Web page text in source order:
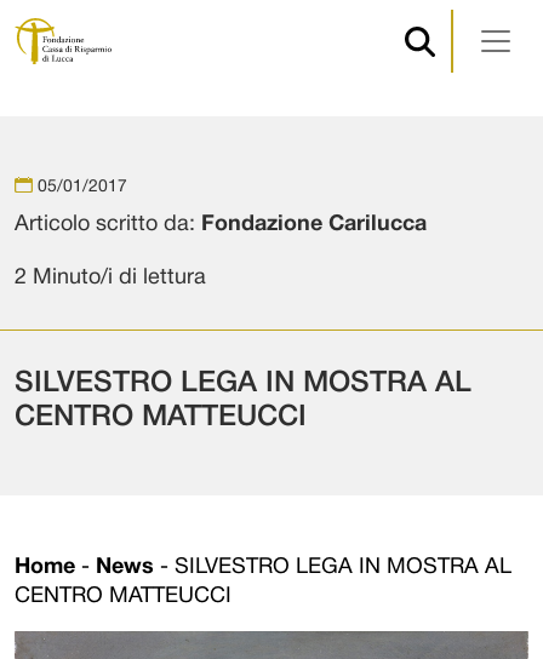
Navigazione principale
05/01/2017
Articolo scritto da: Fondazione Carilucca
2 Minuto/i di lettura
SILVESTRO LEGA IN MOSTRA AL
CENTRO MATTEUCCI
Home - News - SILVESTRO LEGA IN MOSTRA AL
CENTRO MATTEUCCI